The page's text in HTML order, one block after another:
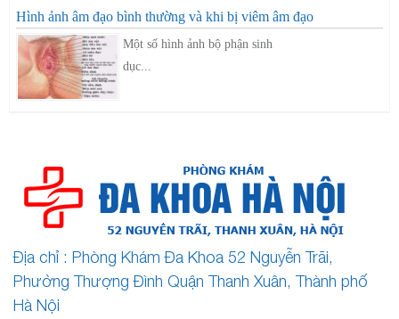
Hình ảnh âm đạo bình thường và khi bị viêm âm đạo
Một số hình ảnh bộ phận sinh
dục...
Địa chỉ : Phòng Khám Đa Khoa 52 Nguyễn Trãi,
Phường Thượng Đình Quận Thanh Xuân, Thành phố
Hà Nội